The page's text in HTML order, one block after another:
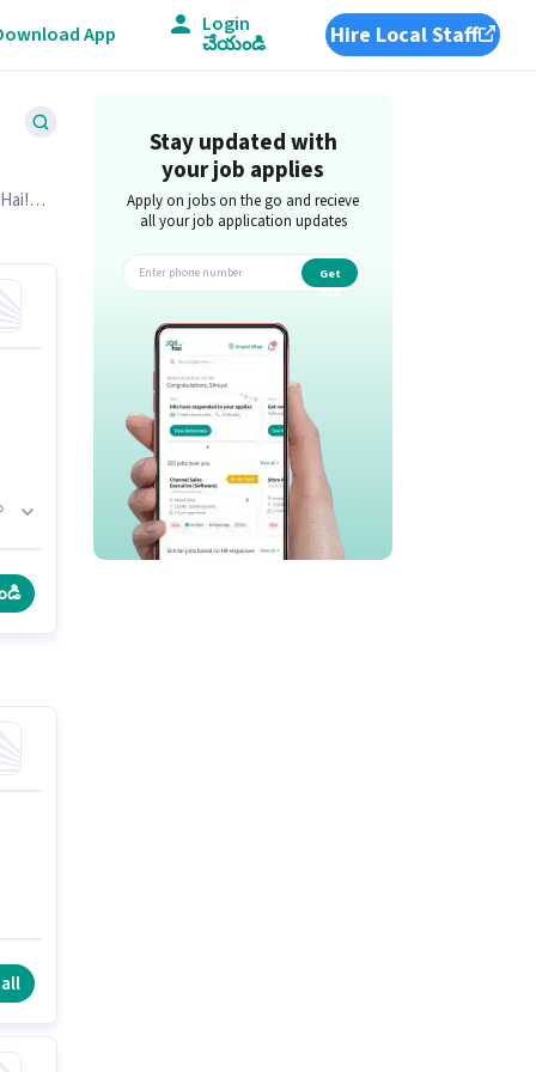
App Login
చేయండి Hire Local Staff
Stay updated with
your job applies
Apply on jobs on the go and recieve
all your job application updates
Get
app